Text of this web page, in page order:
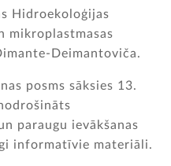
Hidroekoloģijas
mikroplastmasas
Deimantoviča.
posms sāksies 13.
paraugu ievākšanas
informatīvie materiāli.